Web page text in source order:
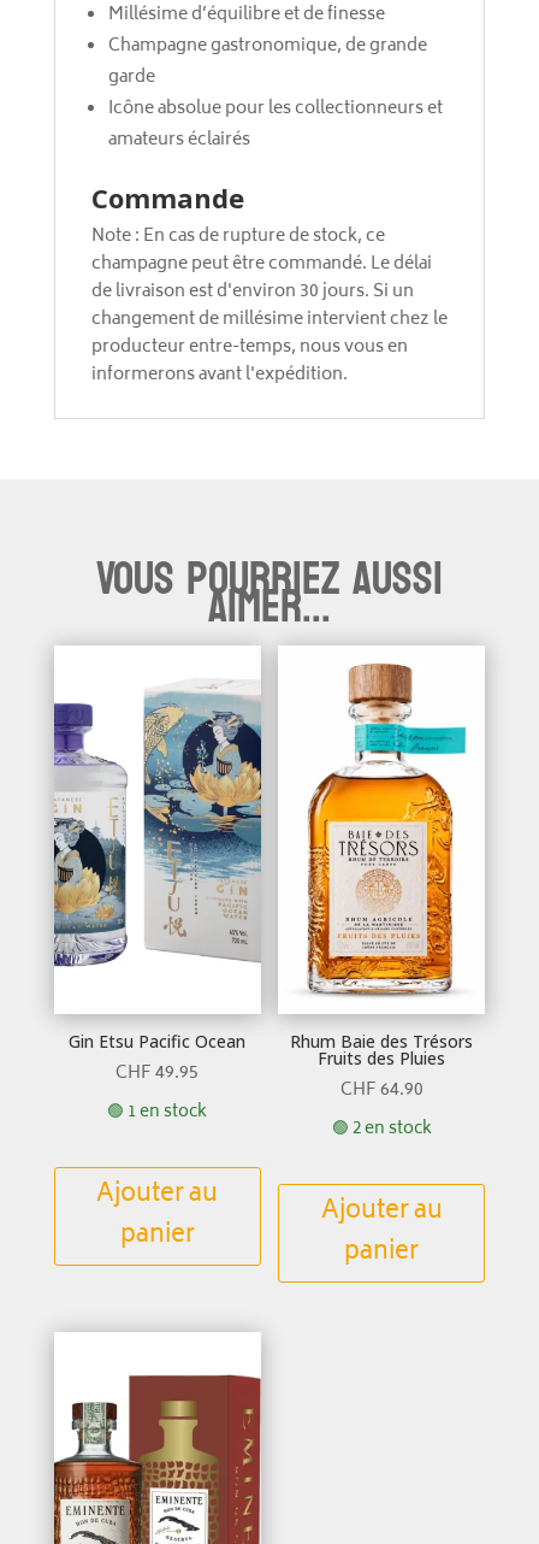
Millésime d’équilibre et de finesse
Champagne gastronomique, de grande
garde
Icône absolue pour les collectionneurs et
amateurs éclairés
Commande
Note : En cas de rupture de stock, ce
champagne peut être commandé. Le délai
de livraison est d'environ 30 jours. Si un
changement de millésime intervient chez le
producteur entre-temps, nous vous en
informerons avant l'expédition.
Vous pourriez aussi
aimer...
Gin Etsu Pacific Ocean
CHF49.95
🟢 1 en stock
Ajouter au
panier
Rhum Baie des Trésors
Fruits des Pluies
CHF64.90
🟢 2 en stock
Ajouter au
panier